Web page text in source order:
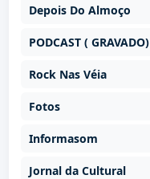
Depois Do Almoço
PODCAST ( GRAVADO)
Rock Nas Véia
Fotos
Informasom
Jornal da Cultural